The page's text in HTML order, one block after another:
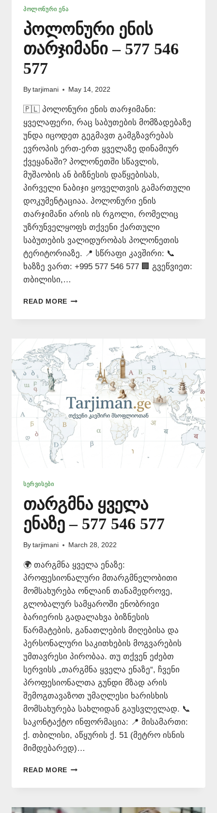
ᲞᲝᲚᲝᲜᲣᲠᲘ ᲔᲜᲐ
პოლონური ენის
თარჯიმანი – 577 546
577
By tarjimani May 14, 2022
🇵🇱 პოლონური ენის თარჯიმანი:
ყველაფერი, რაც საბუთების მომზადებაზე
უნდა იცოდეთ გეგმავთ გამგზავრებას
ევროპის ერთ-ერთ ყველაზე დინამიურ
ქვეყანაში? პოლონეთში სწავლის,
მუშაობის ან ბიზნესის დაწყებისას,
პირველი ნაბიჯი ყოველთვის გამართული
დოკუმენტაციაა. პოლონური ენის
თარჯიმანი არის ის რგოლი, რომელიც
უზრუნველყოფს თქვენი ქართული
საბუთების ვალიდურობას პოლონეთის
ტერიტორიაზე. 📍 სწრაფი კავშირი: 📞
ხაზზე ვართ: +995 577 546 577 🏢 გვეწვიეთ:
თბილისი,…
READ MORE ᲞᲝᲚᲝᲜᲣᲠᲘ
ᲗᲐᲠᲯᲘᲛᲐᲜᲘ
577
ᲡᲔᲠᲕᲘᲡᲔᲑᲘ
თარგმნა ყველა
ენაზე – 577 546 577
By tarjimani March 28, 2022
🌍 თარგმნა ყველა ენაზე:
პროფესიონალური მთარგმნელობითი
მომსახურება ონლაინ თანამედროვე,
გლობალურ სამყაროში ენობრივი
ბარიერის გადალახვა ბიზნესის
წარმატების, განათლების მიღებისა და
პერსონალური საკითხების მოგვარების
უმთავრესი პირობაა. თუ თქვენ ეძებთ
სერვისს „თარგმნა ყველა ენაზე“, ჩვენი
პროფესიონალთა გუნდი მზად არის
შემოგთავაზოთ უმაღლესი ხარისხის
მომსახურება სახლიდან გაუსვლელად. 📞
საკონტაქტო ინფორმაცია: 📍 მისამართი:
ქ. თბილისი, აწყურის ქ. 51 (მეტრო ისნის
მიმდებარედ)…
READ MORE ᲗᲐᲠᲒᲛᲜᲐ
ᲔᲜᲐᲖᲔ
577